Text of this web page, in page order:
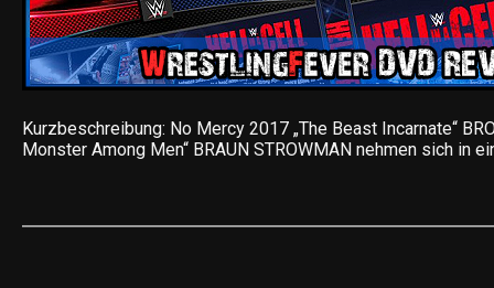
Kurzbeschreibung: No Mercy 2017 „The Beast Incarnate“
Monster Among Men“ BRAUN STROWMAN nehmen sich in